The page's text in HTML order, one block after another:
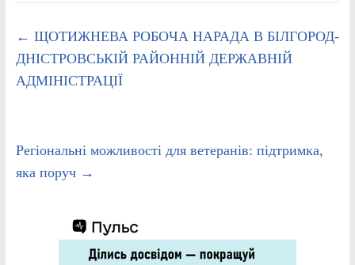
← ЩОТИЖНЕВА РОБОЧА НАРАДА В БІЛГОРОД-
ДНІСТРОВСЬКІЙ РАЙОННІЙ ДЕРЖАВНІЙ
АДМІНІСТРАЦІЇ
Регіональні можливості для ветеранів: підтримка,
яка поруч →